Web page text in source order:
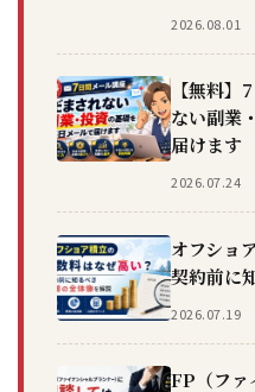
2026.08.01
【無料
ない副業
届けます
2026.07.24
オフショ
契約前に
2026.07.19
FP（ファ